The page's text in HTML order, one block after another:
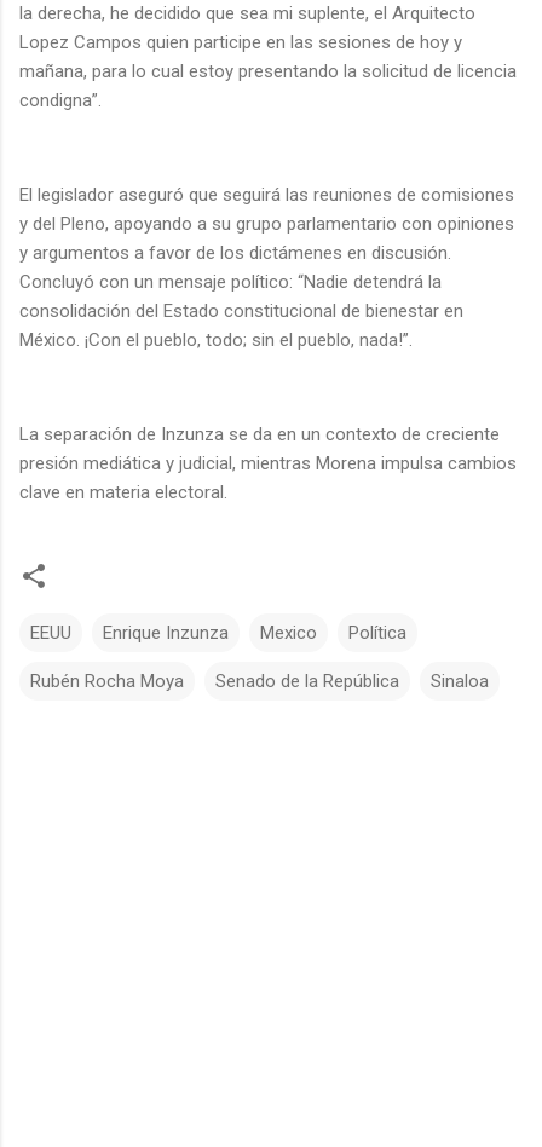
la derecha, he decidido que sea mi suplente, el Arquitecto
Lopez Campos quien participe en las sesiones de hoy y
mañana, para lo cual estoy presentando la solicitud de licencia
condigna”.
El legislador aseguró que seguirá las reuniones de comisiones
y del Pleno, apoyando a su grupo parlamentario con opiniones
y argumentos a favor de los dictámenes en discusión.
Concluyó con un mensaje político: “Nadie detendrá la
consolidación del Estado constitucional de bienestar en
México. ¡Con el pueblo, todo; sin el pueblo, nada!”.
La separación de Inzunza se da en un contexto de creciente
presión mediática y judicial, mientras Morena impulsa cambios
clave en materia electoral.
EEUU Enrique Inzunza Mexico Política
Rubén Rocha Moya Senado de la República Sinaloa